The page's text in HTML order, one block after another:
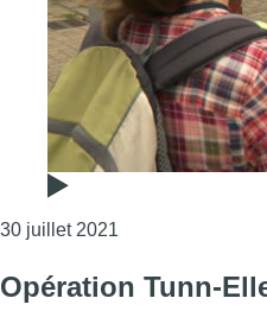
30 juillet 2021
Opération Tunn-